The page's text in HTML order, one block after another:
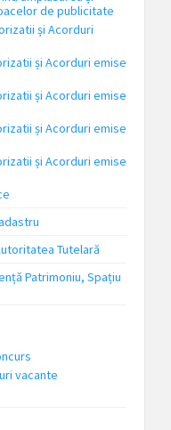
de publicitate
și Acorduri
și Acorduri emise
și Acorduri emise
și Acorduri emise
și Acorduri emise
Tutelară
Patrimoniu, Spațiu
vacante